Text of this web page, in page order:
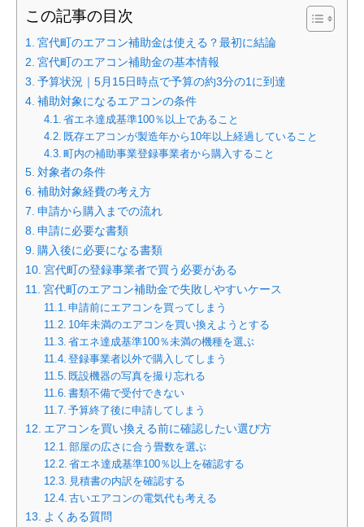
この記事の目次
宮代町のエアコン補助金は使える？最初に結論
宮代町のエアコン補助金の基本情報
予算状況｜5月15日時点で予算の約3分の1に到達
補助対象になるエアコンの条件
省エネ達成基準100％以上であること
既存エアコンが製造年から10年以上経過していること
町内の補助事業登録事業者から購入すること
対象者の条件
補助対象経費の考え方
申請から購入までの流れ
申請に必要な書類
購入後に必要になる書類
宮代町の登録事業者で買う必要がある
宮代町のエアコン補助金で失敗しやすいケース
申請前にエアコンを買ってしまう
10年未満のエアコンを買い換えようとする
省エネ達成基準100％未満の機種を選ぶ
登録事業者以外で購入してしまう
既設機器の写真を撮り忘れる
書類不備で受付できない
予算終了後に申請してしまう
エアコンを買い換える前に確認したい選び方
部屋の広さに合う畳数を選ぶ
省エネ達成基準100％以上を確認する
見積書の内訳を確認する
古いエアコンの電気代も考える
よくある質問